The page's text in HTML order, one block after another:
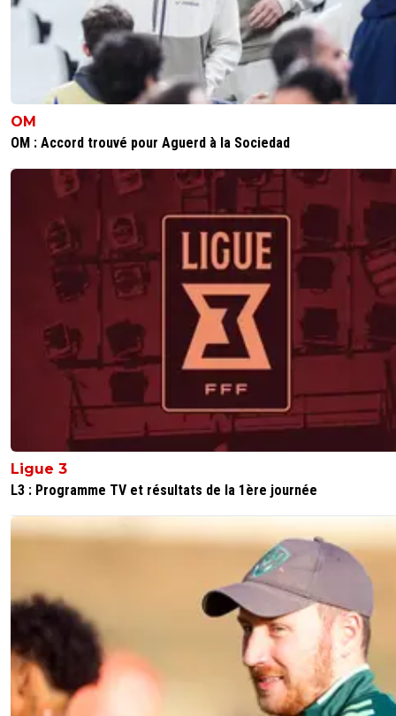
OM
OM : Accord trouvé pour Aguerd à la Sociedad
Ligue 3
L3 : Programme TV et résultats de la 1ère journée